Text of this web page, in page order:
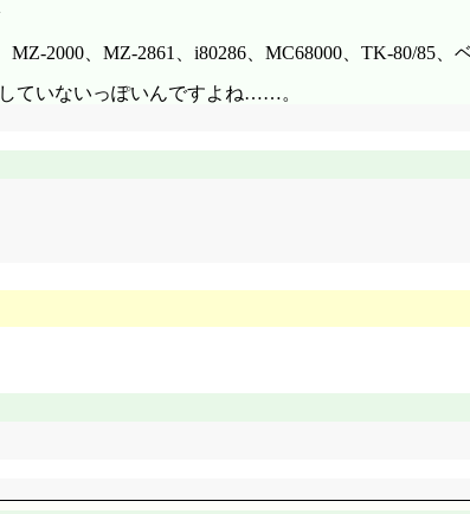
2000、MZ-2861、i80286、MC68000、TK-80/85
ていないっぽいんですよね……。